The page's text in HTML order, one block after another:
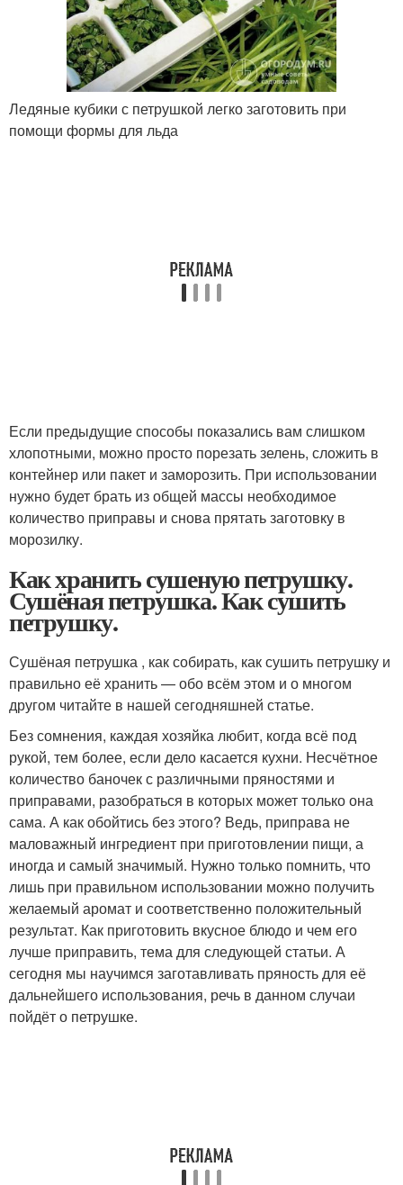
Ледяные кубики с петрушкой легко заготовить при
помощи формы для льда
Если предыдущие способы показались вам слишком
хлопотными, можно просто порезать зелень, сложить в
контейнер или пакет и заморозить. При использовании
нужно будет брать из общей массы необходимое
количество приправы и снова прятать заготовку в
морозилку.
Как хранить сушеную петрушку.
Сушёная петрушка. Как сушить
петрушку.
Сушёная петрушка , как собирать, как сушить петрушку и
правильно её хранить — обо всём этом и о многом
другом читайте в нашей сегодняшней статье.
Без сомнения, каждая хозяйка любит, когда всё под
рукой, тем более, если дело касается кухни. Несчётное
количество баночек с различными пряностями и
приправами, разобраться в которых может только она
сама. А как обойтись без этого? Ведь, приправа не
маловажный ингредиент при приготовлении пищи, а
иногда и самый значимый. Нужно только помнить, что
лишь при правильном использовании можно получить
желаемый аромат и соответственно положительный
результат. Как приготовить вкусное блюдо и чем его
лучше приправить, тема для следующей статьи. А
сегодня мы научимся заготавливать пряность для её
дальнейшего использования, речь в данном случаи
пойдёт о петрушке.